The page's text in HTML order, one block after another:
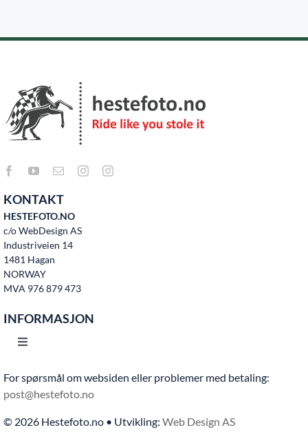
KONTAKT
HESTEFOTO.NO
c/o WebDesign AS
Industriveien 14
1481 Hagan
NORWAY
MVA 976 879 473
INFORMASJON
Toggle
Hjem
Bruksvilkår
For spørsmål om websiden eller problemer med betaling:
post@hestefoto.no
© 2026 Hestefoto.no • Utvikling: Web Design AS